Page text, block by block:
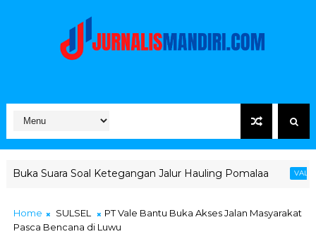
Ketegangan Jalur Hauling Pomalaa VALE MIND ID
Home SULSEL
PT Vale Bantu Buka Akses Jalan Masyarakat
Pasca Bencana di Luwu